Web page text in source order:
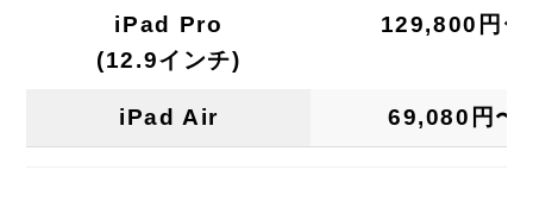
iPad Pro
(12.9インチ)
129,800円〜
iPad Air 69,080円〜